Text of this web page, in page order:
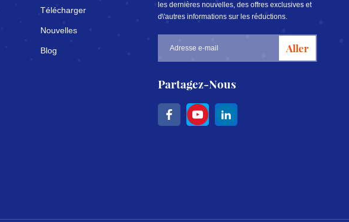
Télécharger
Nouvelles
Blog
les dernières nouvelles, des offres exclusives et
d\'autres informations sur les réductions.
Aller
Partagez-Nous